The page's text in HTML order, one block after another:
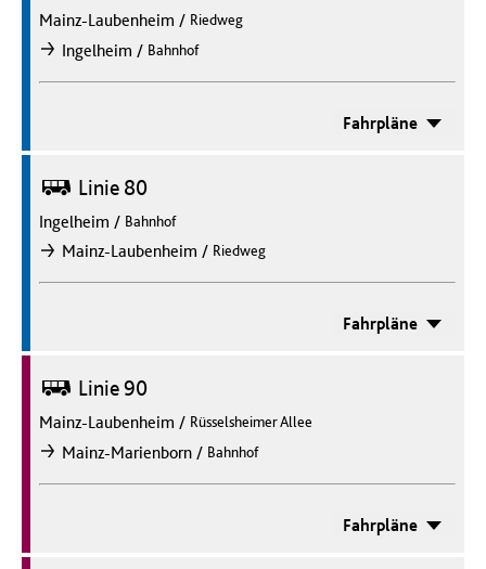
Mainz-Laubenheim / Riedweg
nachIngelheim / Bahnhof
Fahrpläne
Bus Linie 80
Ingelheim / Bahnhof
nachMainz-Laubenheim / Riedweg
Fahrpläne
Bus Linie 90
Mainz-Laubenheim / Rüsselsheimer Allee
nachMainz-Marienborn / Bahnhof
Fahrpläne